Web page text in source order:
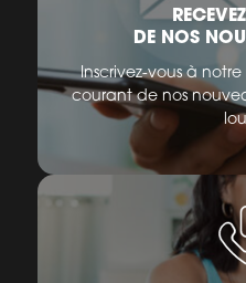
DE NOS
Inscrivez-vous à
courant de nos